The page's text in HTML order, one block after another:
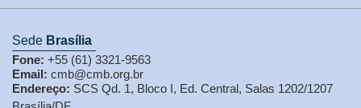
Sede Brasília
Fone: +55 (61) 3321-9563
Email: cmb@cmb.org.br
Endereço: SCS Qd. 1, Bloco I, Ed. Central, Salas 1202/1207